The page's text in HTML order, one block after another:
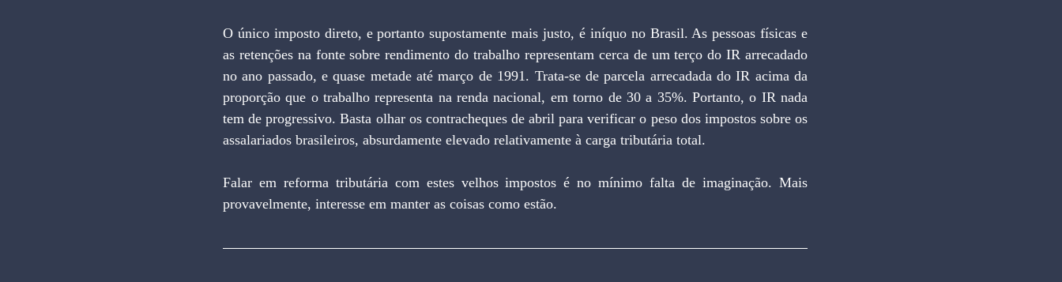
O único imposto direto, e portanto supostamente mais justo, é iníquo no Brasil. As pessoas físicas e
as retenções na fonte sobre rendimento do trabalho representam cerca de um terço do IR arrecadado
no ano passado, e quase metade até março de 1991. Trata-se de parcela arrecadada do IR acima da
proporção que o trabalho representa na renda nacional, em torno de 30 a 35%. Portanto, o IR nada
tem de progressivo. Basta olhar os contracheques de abril para verificar o peso dos impostos sobre os
assalariados brasileiros, absurdamente elevado relativamente à carga tributária total.
Falar em reforma tributária com estes velhos impostos é no mínimo falta de imaginação. Mais
provavelmente, interesse em manter as coisas como estão.